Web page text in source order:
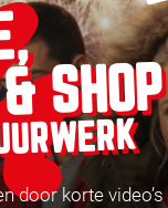
SHOP
door korte